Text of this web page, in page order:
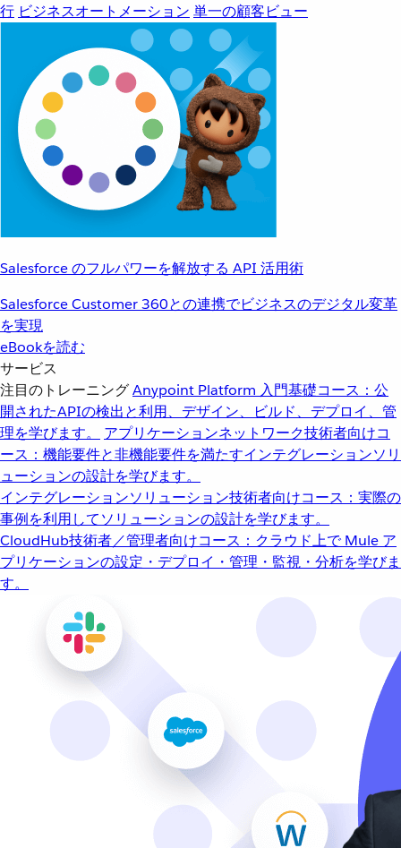
行 ビジネスオートメーション 単一の顧客ビュー
Salesforce のフルパワーを解放する API 活用術
Salesforce Customer 360との連携でビジネスのデジタル変革
を実現
eBookを読む
サービス
注目のトレーニングAnypoint Platform 入門基礎コース：公
開されたAPIの検出と利用、デザイン、ビルド、デプロイ、管
理を学びます。
アプリケーションネットワーク技術者向けコ
ース：機能要件と非機能要件を満たすインテグレーションソリ
ューションの設計を学びます。
インテグレーションソリューション技術者向けコース：実際の
事例を利用してソリューションの設計を学びます。
CloudHub技術者／管理者向けコース：クラウド上で Mule ア
プリケーションの設定・デプロイ・管理・監視・分析を学びま
す。